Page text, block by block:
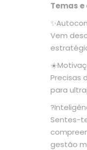
Temas
Vem
Precisas
para
Sentes-
gestão